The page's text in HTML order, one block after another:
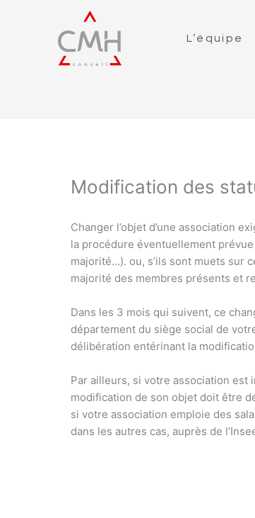
L’équipe
Modification des
Changer l’objet d’une association
la procédure éventuellement
majorité…). ou, s’ils sont muets sur
majorité des membres présents et
Dans les 3 mois qui suivent, ce
département du siège social de
délibération entérinant la
Par ailleurs, si votre association est
modification de son objet doit être
si votre association emploie des
dans les autres cas, auprès de